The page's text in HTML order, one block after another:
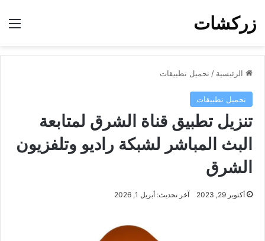
زركشات
الرئيسية / تحميل تطبيقات
تحميل تطبيقات
تنزيل تطبيق قناة الشرق لمتابعة
البث المباشر لشبكة راديو وتلفزيون
الشرق
أكتوبر 29, 2023 آخر تحديث: أبريل 1, 2026